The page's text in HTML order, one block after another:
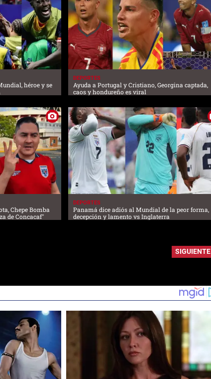
héroe y se
DEPORTES
Ayuda a Portugal y Cristiano, Georgina captada,
caos y hondureño es viral
Chepe Bomba
de Concacaf"
DEPORTES
Panamá dice adiós al Mundial de la peor forma,
decepción y lamento vs Inglaterra
SIGUIENTE